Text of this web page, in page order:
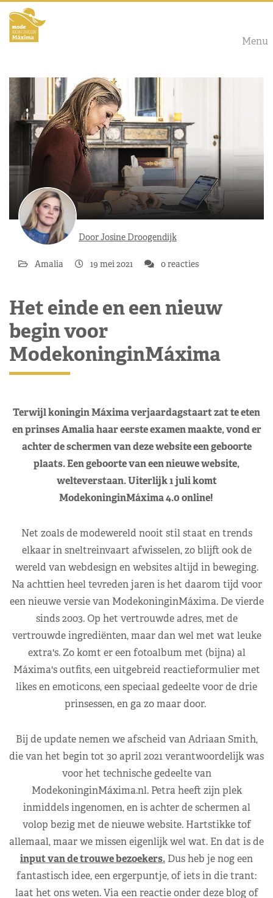
Menu
Door Josine Droogendijk
Amalia 19 mei 2021 0 reacties
Het einde en een nieuw
begin voor
ModekoninginMáxima
Terwijl koningin Máxima verjaardagstaart zat te eten
en prinses Amalia haar eerste examen maakte, vond er
achter de schermen van deze website een geboorte
plaats. Een geboorte van een nieuwe website,
welteverstaan. Uiterlijk 1 juli komt
ModekoninginMáxima 4.0 online!
Net zoals de modewereld nooit stil staat en trends
elkaar in sneltreinvaart afwisselen, zo blijft ook de
wereld van webdesign en websites altijd in beweging.
Na achttien heel tevreden jaren is het daarom tijd voor
een nieuwe versie van ModekoninginMáxima. De vierde
sinds 2003. Op het vertrouwde adres, met de
vertrouwde ingrediënten, maar dan wel met wat leuke
extra's. Zo komt er een fotoalbum met (bijna) al
Máxima's outfits, een uitgebreid reactieformulier met
likes en emoticons, een speciaal gedeelte voor de drie
prinsessen, en ga zo maar door.
Bij de update nemen we afscheid van Adriaan Smith,
die van het begin tot 30 april 2021 verantwoordelijk was
voor het technische gedeelte van
ModekoninginMáxima.nl. Petra heeft zijn plek
inmiddels ingenomen, en is achter de schermen al
volop bezig met de nieuwe website. Hartstikke tof
allemaal, maar we missen eigenlijk wel wat. En dat is de
input van de trouwe bezoekers. Dus heb je nog een
fantastisch idee, een ergerpuntje, of iets in die trant:
laat het ons weten. Via een reactie onder deze blog of